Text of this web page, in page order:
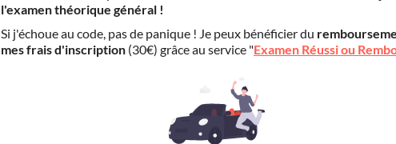
l'examen théorique général !
Si j'échoue au code, pas de panique ! Je peux bénéficier du
mes frais d'inscription (30€) grâce au service "Examen Réussi ou